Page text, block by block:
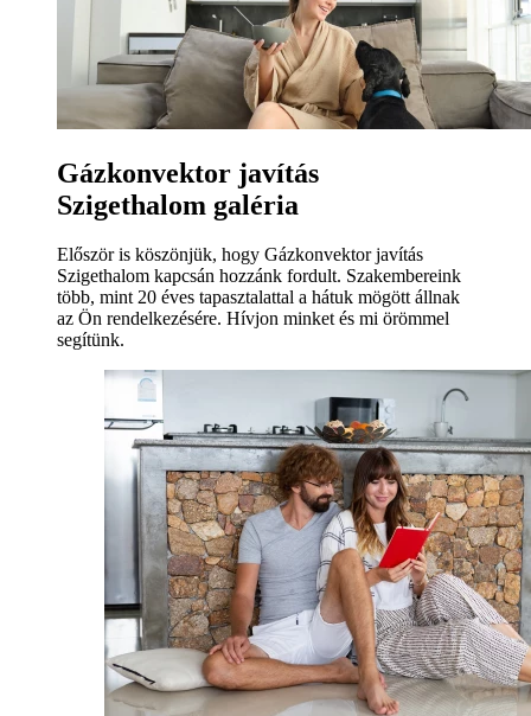
Gázkonvektor javítás
Szigethalom galéria
Először is köszönjük, hogy Gázkonvektor javítás
Szigethalom kapcsán hozzánk fordult. Szakembereink
több, mint 20 éves tapasztalattal a hátuk mögött állnak
az Ön rendelkezésére. Hívjon minket és mi örömmel
segítünk.